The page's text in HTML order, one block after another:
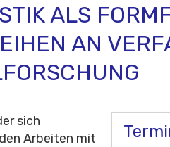
ALS
AN
sich
Arbeiten mit